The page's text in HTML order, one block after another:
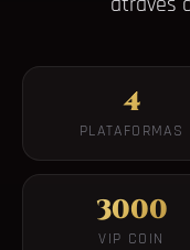
4
PLATAFORMAS
3000
VIP COIN